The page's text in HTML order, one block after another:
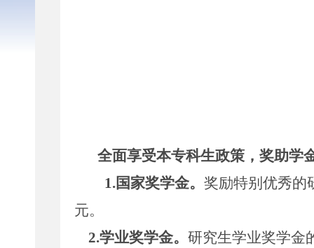
全面享受本专科生政策，奖助学
1.国家奖学金。 奖励特别优秀的
元。
2.学业奖学金。 研究生学业奖学金